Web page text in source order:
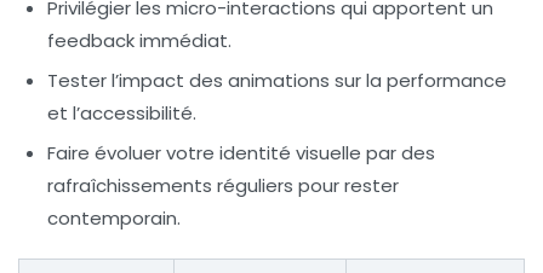
Privilégier les micro-interactions qui apportent un
feedback immédiat.
Tester l’impact des animations sur la performance
et l’accessibilité.
Faire évoluer votre identité visuelle par des
rafraîchissements réguliers pour rester
contemporain.